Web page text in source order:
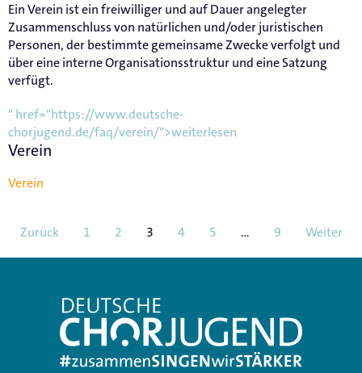
Verein
Ein Verein ist ein freiwilliger und auf Dauer angelegter
Zusammenschluss von natürlichen und/oder juristischen
Personen, der bestimmte gemeinsame Zwecke verfolgt und
über eine interne Organisationsstruktur und eine Satzung
verfügt.
Verein
" href="https://www.deutsche-
chorjugend.de/faq/verein/">weiterlesen
Zurück 1 2 3 4 5 … 9 Weiter